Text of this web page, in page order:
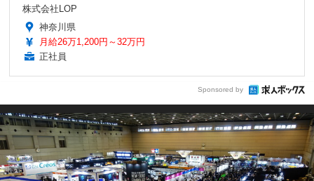
株式会社LOP
神奈川県
月給26万1,200円～32万円
正社員
Sponsored by